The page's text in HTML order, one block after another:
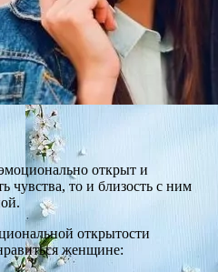
открыт и
чувства, то и близость с ним
открытости
женщине: